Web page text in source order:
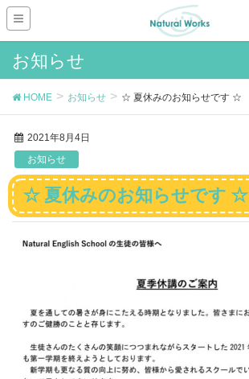
お知らせ
HOME お知らせ ☆ 夏休みのお知らせです ☆
2021年8月4日
お知らせ
☆ 夏休みのお知らせです ☆